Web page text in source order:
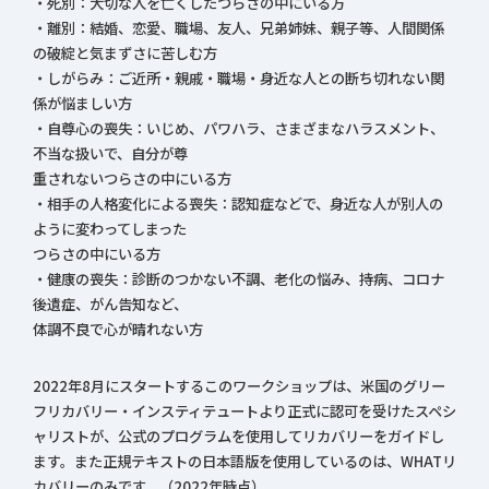
・離別：結婚、恋愛、職場、友人、兄弟姉妹、親子等、人間関係
の破綻と気まずさに苦しむ方
・しがらみ：ご近所・親戚・職場・身近な人との断ち切れない関
係が悩ましい方
・自尊心の喪失：いじめ、パワハラ、さまざまなハラスメント、
不当な扱いで、自分が尊
重されないつらさの中にいる方
・相手の人格変化による喪失：認知症などで、身近な人が別人の
ように変わってしまった
つらさの中にいる方
・健康の喪失：診断のつかない不調、老化の悩み、持病、コロナ
後遺症、がん告知など、
体調不良で心が晴れない方
2022年8月にスタートするこのワークショップは、米国のグリー
フリカバリー・インスティテュートより正式に認可を受けたスペシ
ャリストが、公式のプログラムを使用してリカバリーをガイドし
ます。また正規テキストの日本語版を使用しているのは、WHATリ